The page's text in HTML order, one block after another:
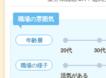
職場の雰囲気
年齢層
20代
30代
職場の様子
活気がある